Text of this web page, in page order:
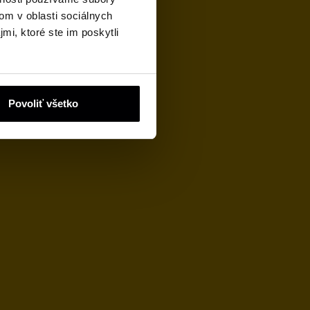
v oblasti sociálnych
ktoré ste im poskytli
Povoliť všetko